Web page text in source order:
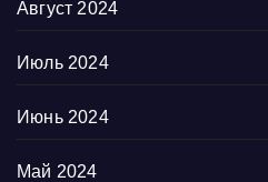
Август 2024
Июль 2024
Июнь 2024
Май 2024